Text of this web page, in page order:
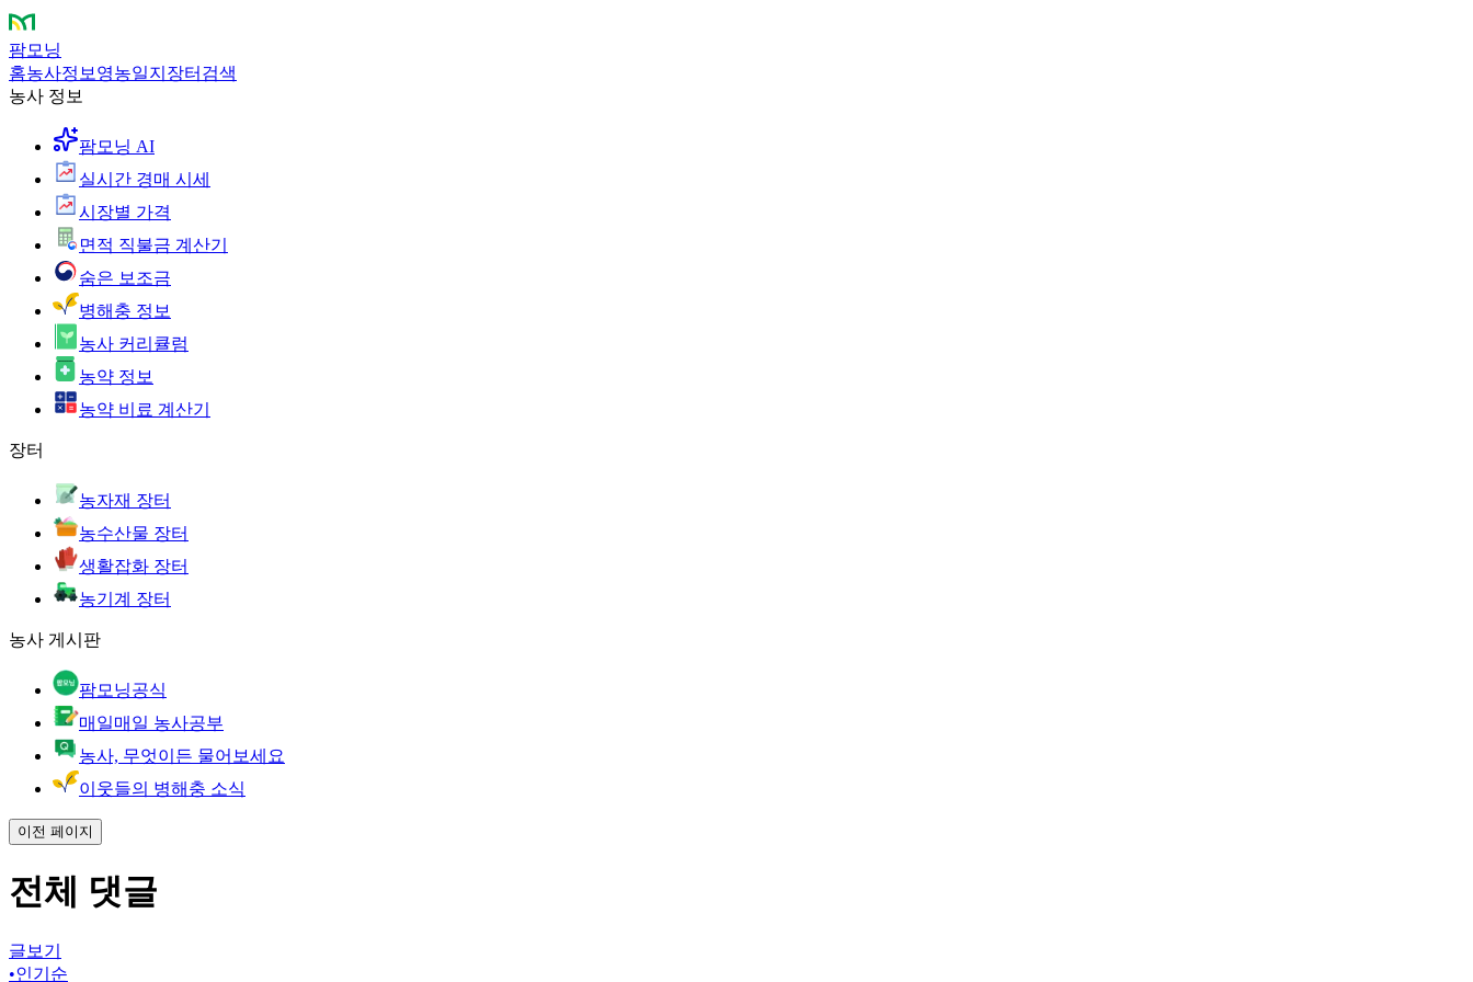
팜모닝
홈농사정보 영농일지 장터 검색
농사 정보
팜모닝 AI
실시간 경매 시세
시장별 가격
면적 직불금 계산기
숨은 보조금
병해충 정보
농사 커리큘럼
농약 정보
농약 비료 계산기
장터
농자재 장터
농수산물 장터
생활잡화 장터
농기계 장터
농사 게시판
팜모닝공식
매일매일 농사공부
농사, 무엇이든 물어보세요
이웃들의 병해충 소식
이전 페이지
전체 댓글
글보기
•인기순